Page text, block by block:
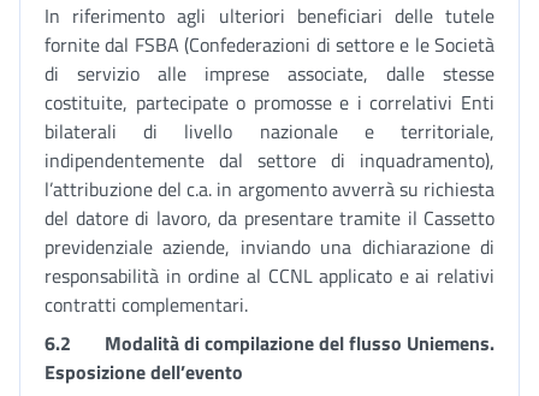
In riferimento agli ulteriori beneficiari delle tutele
fornite dal FSBA (Confederazioni di settore e le Società
di servizio alle imprese associate, dalle stesse
costituite, partecipate o promosse e i correlativi Enti
bilaterali di livello nazionale e territoriale,
indipendentemente dal settore di inquadramento),
l’attribuzione del c.a. in argomento avverrà su richiesta
del datore di lavoro, da presentare tramite il Cassetto
previdenziale aziende, inviando una dichiarazione di
responsabilità in ordine al CCNL applicato e ai relativi
contratti complementari.
6.2 Modalità di compilazione del flusso Uniemens.
Esposizione dell’evento